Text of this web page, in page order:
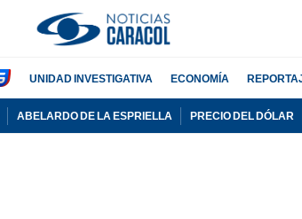
UNIDAD INVESTIGATIVA ECONOMÍA
ABELARDO DE LA ESPRIELLA PRECIO DEL DÓLAR